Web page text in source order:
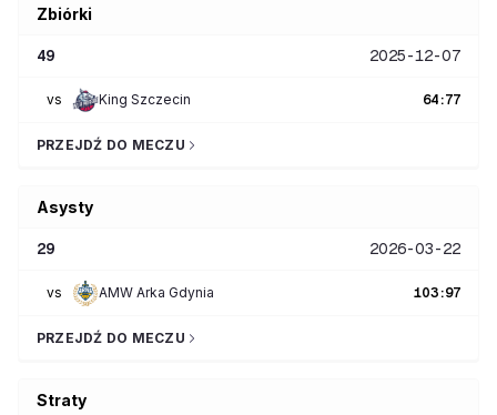
Zbiórki
49 2025-12-07
vs King Szczecin 64:77
PRZEJDŹ DO MECZU
Asysty
29 2026-03-22
vs AMW Arka Gdynia 103:97
PRZEJDŹ DO MECZU
Straty